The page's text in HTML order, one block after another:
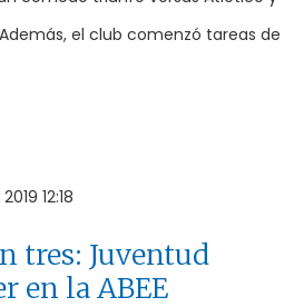
el club comenzó tareas de
12:18
tres: Juventud
en la ABEE